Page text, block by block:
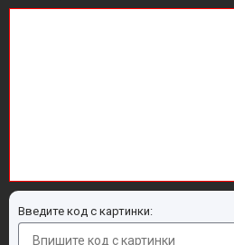
Введите код с картинки: